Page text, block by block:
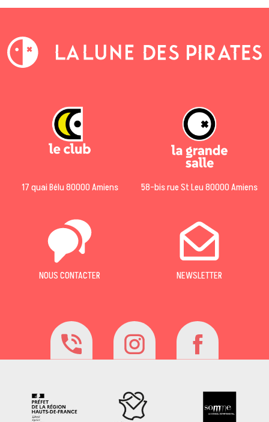
17 quai Bélu 80000 Amiens 58-bis rue St Leu 80000 Amiens
NOUS CONTACTER NEWSLETTER